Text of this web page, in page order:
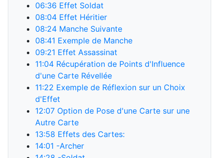
06:36 Effet Soldat
08:04 Effet Héritier
08:24 Manche Suivante
08:41 Exemple de Manche
09:21 Effet Assassinat
11:04 Récupération de Points d'Influence
d'une Carte Révellée
11:22 Exemple de Réflexion sur un Choix
d'Effet
12:07 Option de Pose d'une Carte sur une
Autre Carte
13:58 Effets des Cartes:
14:01 -Archer